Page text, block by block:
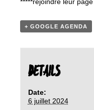
+ GOOGLE AGENDA
DETAILS
Date:
6 juillet 2024